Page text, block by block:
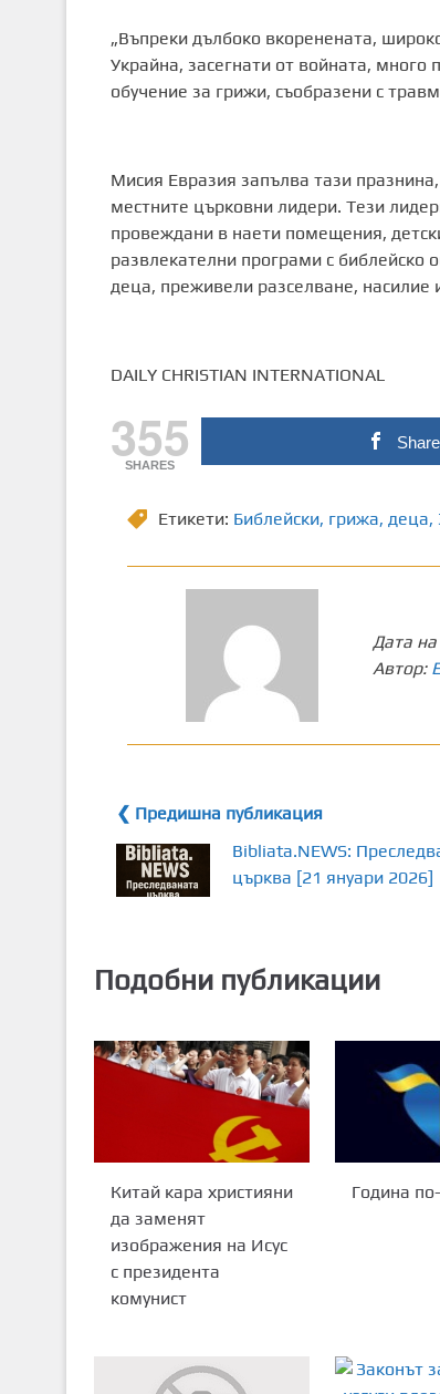
„Въпреки дълбоко вкоренената,
Украйна, засегнати от войната,
обучение за грижи, съобразени с
Мисия Евразия запълва тази
местните църковни лидери. Тези
провеждани в наети помещения,
развлекателни програми с библейско
деца, преживели разселване, насилие
DAILY CHRISTIAN INTERNATIONAL
355
SHARES
Share
Етикети: Библейски, грижа, деца,
Дата на
Автор:
❮ Предишна публикация
Bibliata.NEWS:
църква [21 януари 2026]
Подобни публикации
Китай кара християни
да заменят
изображения на Исус
с президента
комунист
Година